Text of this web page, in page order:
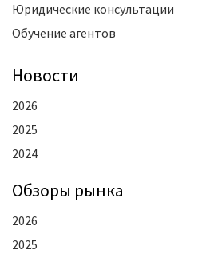
Юридические консультации
Обучение агентов
Новости
2026
2025
2024
Oбзоры рынка
2026
2025